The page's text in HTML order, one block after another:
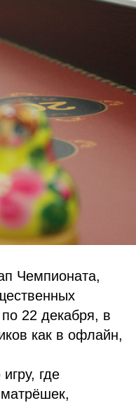
Чемпионата,
22 декабря, в
как в офлайн,
где